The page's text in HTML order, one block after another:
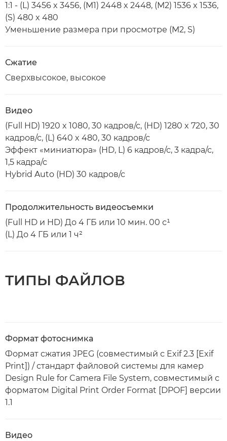
1:1 - (L) 3456 x 3456, (M1) 2448 x 2448, (M2) 1536 x 1536,
(S) 480 x 480
Уменьшение размера при просмотре (M2, S)
Сжатие
Сверхвысокое, высокое
Видео
(Full HD) 1920 x 1080, 30 кадров/с, (HD) 1280 x 720, 30
кадров/с, (L) 640 x 480, 30 кадров/с
Эффект «миниатюра» (HD, L) 6 кадров/с, 3 кадра/с,
1,5 кадра/с
Hybrid Auto (HD) 30 кадров/с
Продолжительность видеосъемки
(Full HD и HD) До 4 ГБ или 10 мин. 00 с¹
(L) До 4 ГБ или 1 ч²
ТИПЫ ФАЙЛОВ
Формат фотоснимка
Формат сжатия JPEG (совместимый с Exif 2.3 [Exif
Print]) / стандарт файловой системы для камер
Design Rule for Camera File System, совместимый с
форматом Digital Print Order Format [DPOF] версии
1.1
Видео